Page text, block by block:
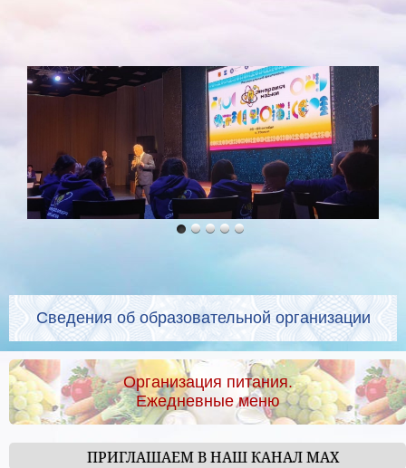
Сведения об образовательной организации
Организация питания.
Ежедневные меню
ПРИГЛАШАЕМ В НАШ КАНАЛ МАХ